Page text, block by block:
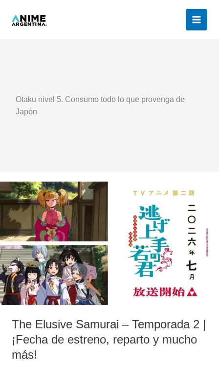
Otaku nivel 5. Consumo todo lo que provenga de
Japón
The Elusive Samurai – Temporada 2 |
¡Fecha de estreno, reparto y mucho
más!
The
Elusive
Samurai
–
Temporada
2
|
¡Fecha
de
estreno,
y
mucho
más!